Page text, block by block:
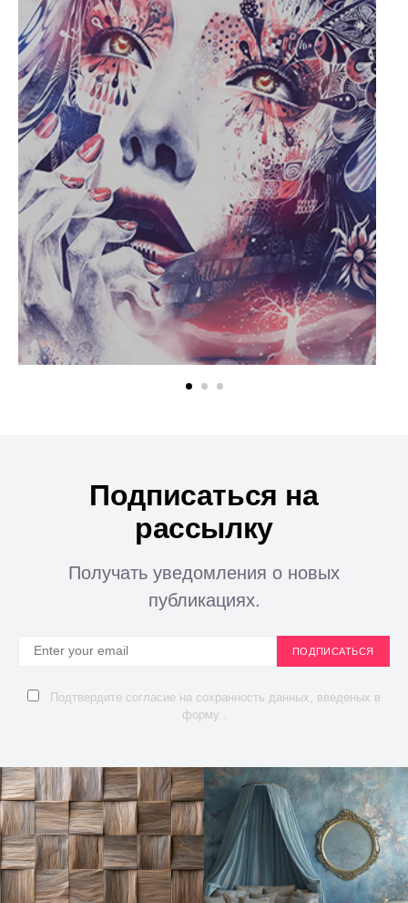
Подписаться на
рассылку
Получать уведомления о новых
публикациях.
ПОДПИСАТЬСЯ
Подтвердите согласие на сохранность данных, введеных в
форму .